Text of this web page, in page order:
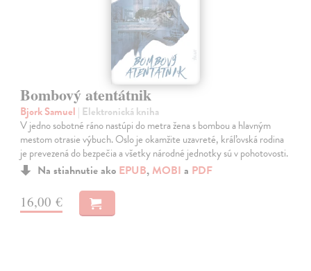
Bombový atentátnik
Bjork Samuel | Elektronická kniha
V jedno sobotné ráno nastúpi do metra žena s bombou a hlavným
mestom otrasie výbuch. Oslo je okamžite uzavreté, kráľovská rodina
je prevezená do bezpečia a všetky národné jednotky sú v pohotovosti.
Na stiahnutie ako EPUB, MOBI a PDF
16,00 €